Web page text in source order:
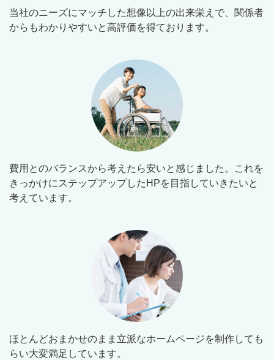
当社のニーズにマッチした想像以上の出来栄えで、関係者
からもわかりやすいと高評価を得ております。
費用とのバランスから考えたら安いと感じました。これを
きっかけにステップアップしたHPを目指していきたいと
考えています。
ほとんどおまかせのまま立派なホームページを制作しても
らい大変満足しています。